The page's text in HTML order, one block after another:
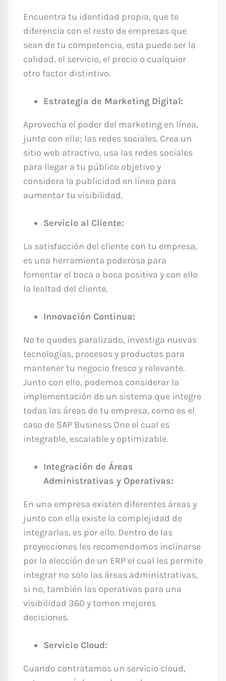
Encuentra tu identidad propia, que te
diferencia con el resto de empresas que
sean de tu competencia, esta puede ser la
calidad, el servicio, el precio o cualquier
otro factor distintivo.
Estrategia de Marketing Digital:
Aprovecha el poder del marketing en línea,
junto con ella; las redes sociales. Crea un
sitio web atractivo, usa las redes sociales
para llegar a tu público objetivo y
considera la publicidad en línea para
aumentar tu visibilidad.
Servicio al Cliente:
La satisfacción del cliente con tu empresa,
es una herramienta poderosa para
fomentar el boca a boca positiva y con ello
la lealtad del cliente.
Innovación Continua:
No te quedes paralizado, investiga nuevas
tecnologías, procesos y productos para
mantener tu negocio fresco y relevante.
Junto con ello, podemos considerar la
implementación de un sistema que integre
todas las áreas de tu empresa, como es el
caso de SAP Business One el cual es
integrable, escalable y optimizable.
Integración de Áreas
Administrativas y Operativas:
En una empresa existen diferentes áreas y
junto con ella existe la complejidad de
integrarlas, es por ello. Dentro de las
proyecciones les recomendamos inclinarse
por la elección de un ERP el cual les permite
integrar no solo las áreas administrativas,
si no, también las operativas para una
visibilidad 360 y tomen mejores
decisiones.
Servicio Cloud:
Cuando contratamos un servicio cloud,